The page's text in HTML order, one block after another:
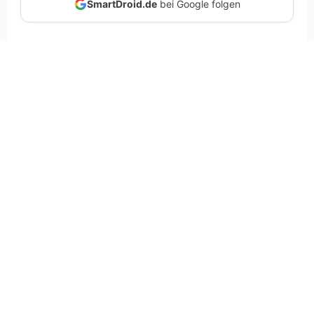
SmartDroid.debei Google folgen